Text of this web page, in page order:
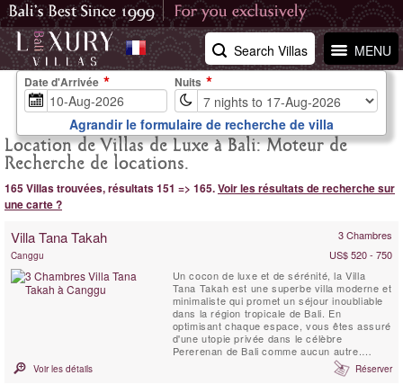
MENU
Search Villas
Location de Villas de Luxe à Bali: Moteur de
Recherche de locations.
165 Villas trouvées, résultats 151 => 165.Voir les résultats de recherche sur
une carte ?
Villa Tana Takah 3 Chambres
Canggu
US$ 520 - 750
Un cocon de luxe et de sérénité, la Villa
Tana Takah est une superbe villa moderne et
minimaliste qui promet un séjour inoubliable
dans la région tropicale de Bali. En
optimisant chaque espace, vous êtes assuré
d'une utopie privée dans le célèbre
Pererenan de Bali comme aucun autre.
Pouvant accueillir un total de 6 adultes, cette
propriété de 3 chambres offre un sanctuaire
Voir les détails Réserver
Date d'Arrivée Nuits
Agrandir le formulaire de recherche de villa